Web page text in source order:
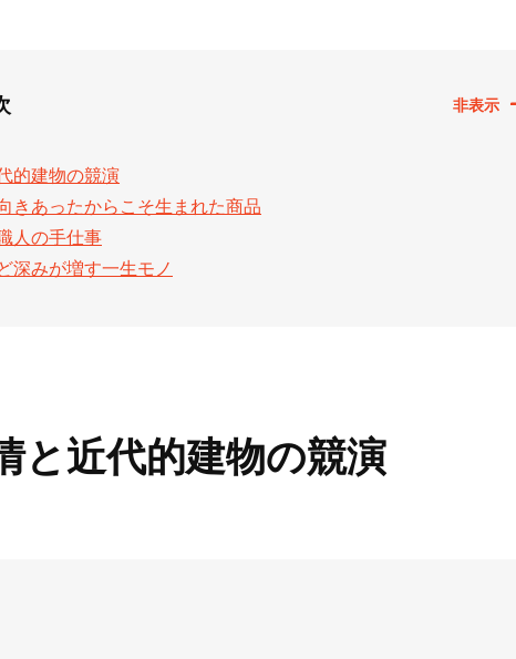
的建物の競演
きあったからこそ生まれた商品
人の手仕事
深みが増す一生モノ
と近代的建物の競演